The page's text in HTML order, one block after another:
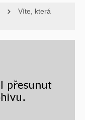
Víte, která